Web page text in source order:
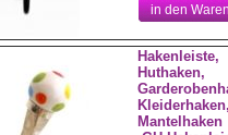
in den
Hakenleiste,
Huthaken,
Mantelhaken